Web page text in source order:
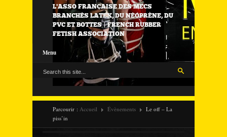
L'ASSO FRANÇAISE DES MECS
BRANCHÉS LATEX, DU NÉOPRÈNE, DU
PVC ET BOTTES | FRENCH RUBBER
FETISH ASSOCIATION
Menu
Parcourir : Accueil Évènements
Le off – La
piss’in